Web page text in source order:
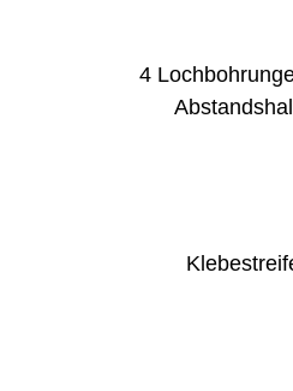
4